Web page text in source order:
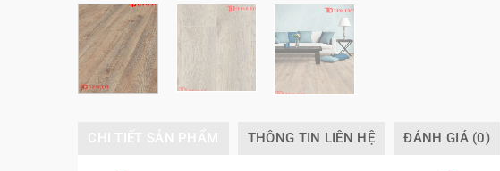
THÔNG TIN LIÊN HỆ ĐÁNH GIÁ (0)